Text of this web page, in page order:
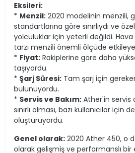
Eksileri:
* Menzil: 2020 modelinin menzili,
standartlarına göre sınırlıydı ve
yolculuklar için yeterli değildi. Hava
tarzı menzili önemli ölçüde
* Fiyat: Rakiplerine göre daha
taşıyordu.
* Şarj Süresi: Tam şarj için
bulunuyordu.
* Servis ve Bakım: Ather'in servis
sınırlı olması, bazı kullanıcılar için
oluşturuyordu.
Genel olarak: 2020 Ather 450, o
olarak gelişmiş ve performanslı bir